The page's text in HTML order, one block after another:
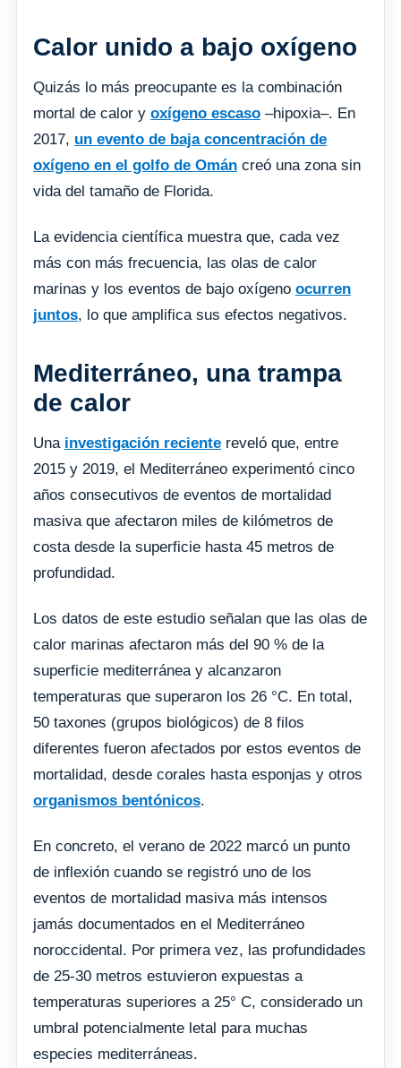
Calor unido a bajo oxígeno
Quizás lo más preocupante es la combinación
mortal de calor y oxígeno escaso –hipoxia–. En
2017, un evento de baja concentración de
oxígeno en el golfo de Omán creó una zona sin
vida del tamaño de Florida.
La evidencia científica muestra que, cada vez
más con más frecuencia, las olas de calor
marinas y los eventos de bajo oxígeno ocurren
juntos, lo que amplifica sus efectos negativos.
Mediterráneo, una trampa
de calor
Una investigación reciente reveló que, entre
2015 y 2019, el Mediterráneo experimentó cinco
años consecutivos de eventos de mortalidad
masiva que afectaron miles de kilómetros de
costa desde la superficie hasta 45 metros de
profundidad.
Los datos de este estudio señalan que las olas de
calor marinas afectaron más del 90 % de la
superficie mediterránea y alcanzaron
temperaturas que superaron los 26 °C. En total,
50 taxones (grupos biológicos) de 8 filos
diferentes fueron afectados por estos eventos de
mortalidad, desde corales hasta esponjas y otros
organismos bentónicos.
En concreto, el verano de 2022 marcó un punto
de inflexión cuando se registró uno de los
eventos de mortalidad masiva más intensos
jamás documentados en el Mediterráneo
noroccidental. Por primera vez, las profundidades
de 25-30 metros estuvieron expuestas a
temperaturas superiores a 25° C, considerado un
umbral potencialmente letal para muchas
especies mediterráneas.